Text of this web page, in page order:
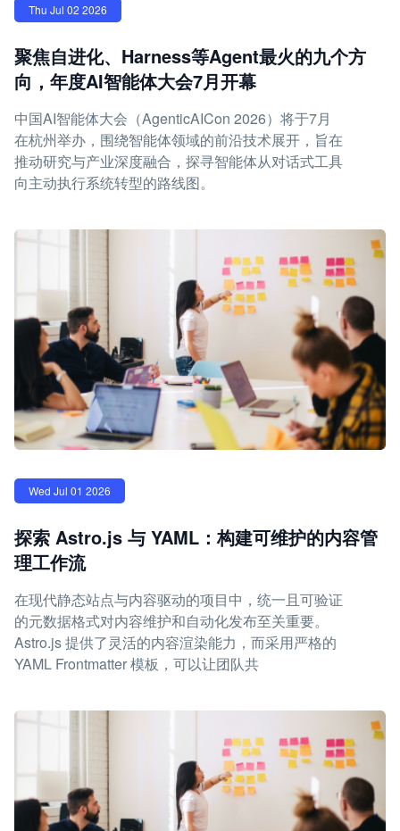
Thu Jul 02 2026
聚焦自进化、Harness等Agent最火的九个方
向，年度AI智能体大会7月开幕
中国AI智能体大会（AgenticAICon 2026）将于7月
在杭州举办，围绕智能体领域的前沿技术展开，旨在
推动研究与产业深度融合，探寻智能体从对话式工具
向主动执行系统转型的路线图。
Wed Jul 01 2026
探索 Astro.js 与 YAML：构建可维护的内容管
理工作流
在现代静态站点与内容驱动的项目中，统一且可验证
的元数据格式对内容维护和自动化发布至关重要。
Astro.js 提供了灵活的内容渲染能力，而采用严格的
YAML Frontmatter 模板，可以让团队共